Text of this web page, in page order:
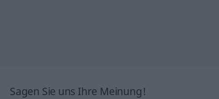
Sagen Sie uns Ihre Meinung!